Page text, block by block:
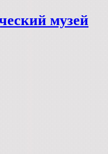
музей